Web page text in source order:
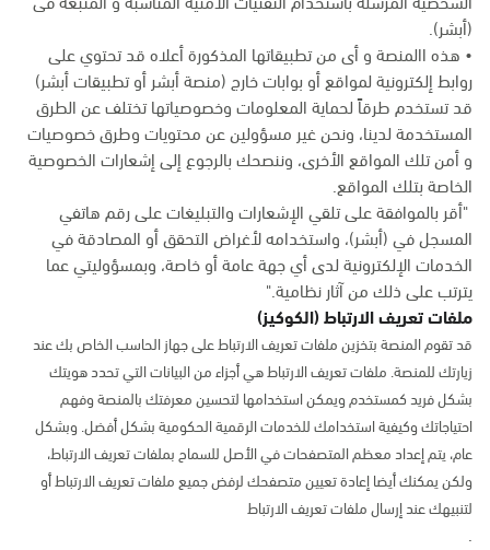
(أبشر).
• هذه االمنصة و أى من تطبيقاتها المذكورة أعلاه قد تحتوي على
روابط إلكترونية لمواقع أو بوابات خارج (منصة أبشر أو تطبيقات أبشر)
قد تستخدم طرقاً لحماية المعلومات وخصوصياتها تختلف عن الطرق
المستخدمة لدينا، ونحن غير مسؤولين عن محتويات وطرق خصوصيات
و أمن تلك المواقع الأخرى، وننصحك بالرجوع إلى إشعارات الخصوصية
الخاصة بتلك المواقع.
"أقر بالموافقة على تلقي الإشعارات والتبليغات على رقم هاتفي
المسجل في (أبشر)، واستخدامه لأغراض التحقق أو المصادقة في
الخدمات الإلكترونية لدى أي جهة عامة أو خاصة، وبمسؤوليتي عما
يترتب على ذلك من آثار نظامية."
ملفات تعريف الارتباط (الكوكيز)
قد تقوم المنصة بتخزين ملفات تعريف الارتباط على جهاز الحاسب الخاص بك عند
زيارتك للمنصة. ملفات تعريف الارتباط هي أجزاء من البيانات التي تحدد هويتك
بشكل فريد كمستخدم ويمكن استخدامها لتحسين معرفتك بالمنصة وفهم
احتياجاتك وكيفية استخدامك للخدمات الرقمية الحكومية بشكل أفضل. وبشكل
عام، يتم إعداد معظم المتصفحات في الأصل للسماح بملفات تعريف الارتباط،
ولكن يمكنك أيضا إعادة تعيين متصفحك لرفض جميع ملفات تعريف الارتباط أو
لتنبيهك عند إرسال ملفات تعريف الارتباط
.